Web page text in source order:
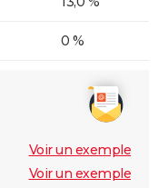
0 %
Voir un exemple
Voir un exemple